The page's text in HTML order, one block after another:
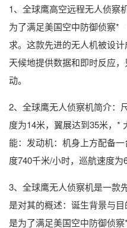
1、全球鹰高空远程无人侦察
为了满足美国空中防御侦察*
求。这款先进的无人机被设
天候地提供数据和即时反应
动。
2、全球鹰无人侦察机简介：
度为14米，翼展达到35米，*
能：发动机：机身上方配备
度740千米/小时，巡航速度为
3、全球鹰无人侦察机是一款
是对其的概述：诞生背景与
是为了满足美国空中防御侦